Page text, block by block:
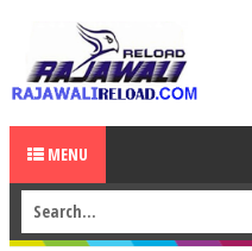
MENU